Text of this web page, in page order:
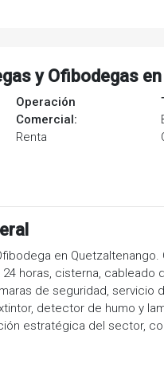
y Ofibodegas
Operación
Comercial:
Renta
en
horas, cisterna,
de seguridad, servicio
detector de humo y
estratégica del sector,